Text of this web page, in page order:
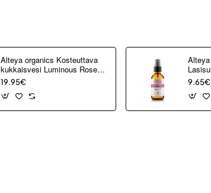
Alteya organics Kosteuttava
kukkaisvesi Luminous Rose
120 ml
19.95€ 9.65€